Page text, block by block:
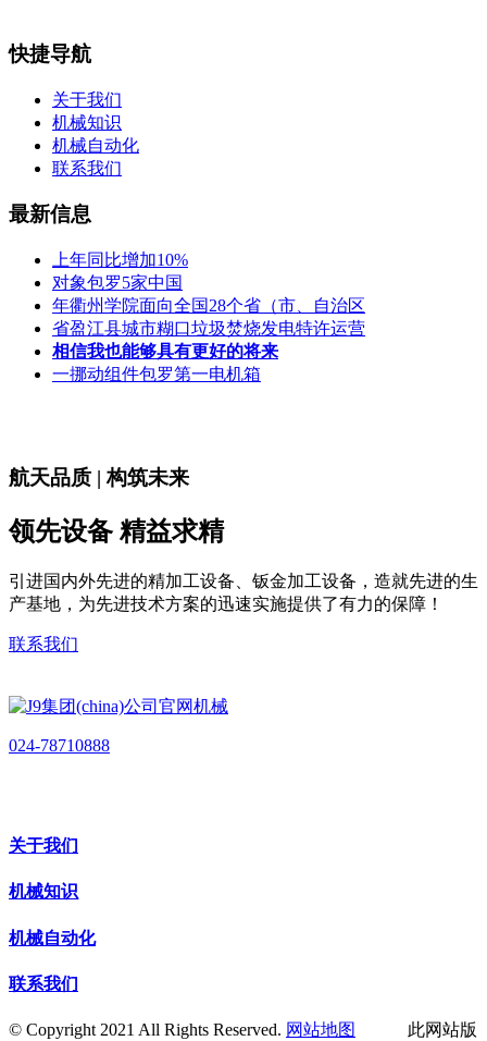
快捷导航
关于我们
机械知识
机械自动化
联系我们
最新信息
上年同比增加10%
对象包罗5家中国
年衢州学院面向全国28个省（市、自治区
省盈江县城市糊口垃圾焚烧发电特许运营
相信我也能够具有更好的将来
一挪动组件包罗第一电机箱
航天品质 | 构筑未来
领先设备 精益求精
引进国内外先进的精加工设备、钣金加工设备，造就先进的生
产基地，为先进技术方案的迅速实施提供了有力的保障！
联系我们
024-78710888
关于我们
机械知识
机械自动化
联系我们
© Copyright 2021 All Rights Reserved. 网站地图
此网站版